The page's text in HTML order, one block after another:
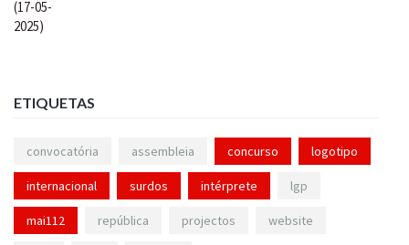
ETIQUETAS
convocatória assembleia concurso logotipo
internacional surdos intérprete lgp
mai112 república projectos website